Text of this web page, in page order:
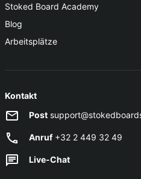
Stoked Board Academy
Blog
Arbeitsplätze
Kontakt
Post
Anruf+32 2 449 32 49
Live-Chat